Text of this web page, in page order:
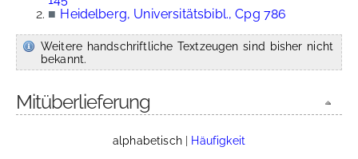
■ Heidelberg, Universitätsbibl., Cpg 786
Weitere handschriftliche Textzeugen sind bisher nicht
bekannt.
Mitüberlieferung
alphabetisch| Häufigkeit